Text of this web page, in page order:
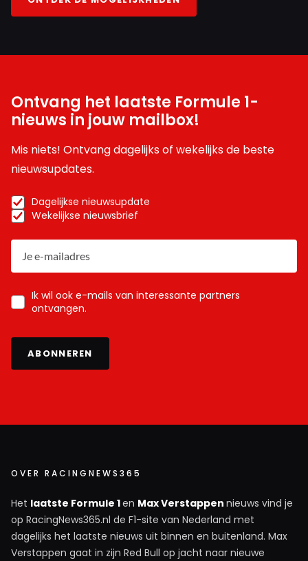
Ontvang het laatste Formule 1-
nieuws in jouw mailbox!
Mis niets! Ontvang dagelijks of wekelijks de beste
nieuwsupdates.
Dagelijkse nieuwsupdate
Wekelijkse nieuwsbrief
Ik wil ook e-mails van interessante partners
ontvangen.
ABONNEREN
OVER RACINGNEWS365
Het laatste Formule 1en Max Verstappen nieuws vind je
op RacingNews365.nl de F1-site van Nederland met
dagelijks het laatste nieuws uit binnen en buitenland. Max
Verstappen gaat in zijn Red Bull op jacht naar nieuwe